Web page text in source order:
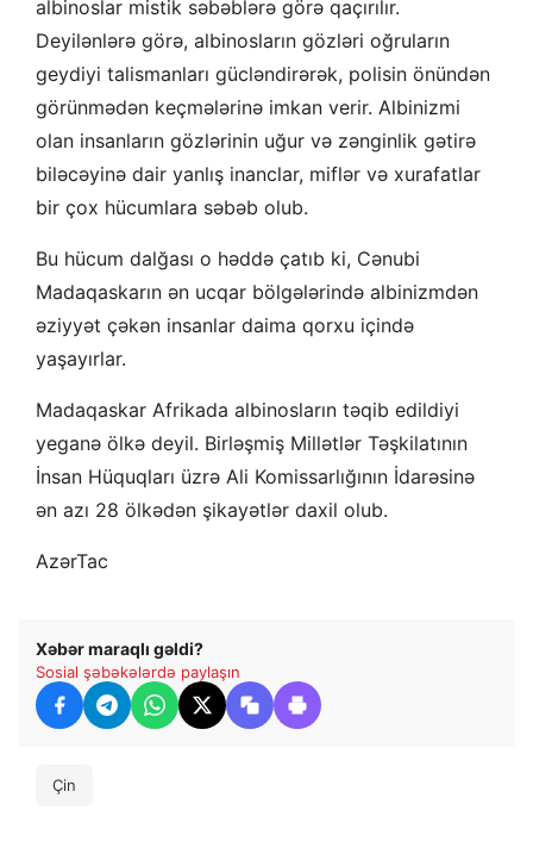
albinoslar mistik səbəblərə görə qaçırılır.
Deyilənlərə görə, albinosların gözləri oğruların
geydiyi talismanları gücləndirərək, polisin önündən
görünmədən keçmələrinə imkan verir. Albinizmi
olan insanların gözlərinin uğur və zənginlik gətirə
biləcəyinə dair yanlış inanclar, miflər və xurafatlar
bir çox hücumlara səbəb olub.
Bu hücum dalğası o həddə çatıb ki, Cənubi
Madaqaskarın ən ucqar bölgələrində albinizmdən
əziyyət çəkən insanlar daima qorxu içində
yaşayırlar.
Madaqaskar Afrikada albinosların təqib edildiyi
yeganə ölkə deyil. Birləşmiş Millətlər Təşkilatının
İnsan Hüquqları üzrə Ali Komissarlığının İdarəsinə
ən azı 28 ölkədən şikayətlər daxil olub.
AzərTac
Xəbər maraqlı gəldi?
Sosial şəbəkələrdə paylaşın
Çin